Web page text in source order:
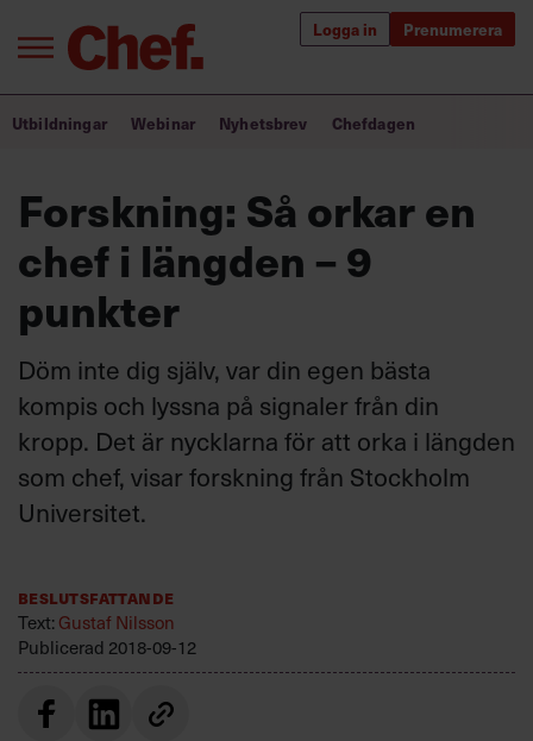
Logga in Prenumerera
Annonsera
Om oss
Kontakta oss
Kundservice
Sök
efter:
Bra ledare förändrar världen
Utbildning för ledare
Chefakademin+
Utbildningar Webinar Nyhetsbrev Chefdagen
Forskning: Så orkar en
chef i längden – 9
punkter
Döm inte dig själv, var din egen bästa
kompis och lyssna på signaler från din
kropp. Det är nycklarna för att orka i längden
som chef, visar forskning från Stockholm
Universitet.
Beslutsfattande
Text: Gustaf Nilsson
Publicerad 2018-09-12